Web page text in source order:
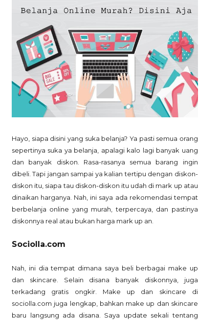
Hayo, siapa disini yang suka belanja? Ya pasti semua orang
sepertinya suka ya belanja, apalagi kalo lagi banyak uang
dan banyak diskon. Rasa-rasanya semua barang ingin
dibeli. Tapi jangan sampai ya kalian tertipu dengan diskon-
diskon itu, siapa tau diskon-diskon itu udah di mark up atau
dinaikan harganya. Nah, ini saya ada rekomendasi tempat
berbelanja online yang murah, terpercaya, dan pastinya
diskonnya real atau bukan harga mark up an.
Sociolla.com
Nah, ini dia tempat dimana saya beli berbagai make up
dan skincare. Selain disana banyak diskonnya, juga
terkadang gratis ongkir. Make up dan skincare di
sociolla.com juga lengkap, bahkan make up dan skincare
baru langsung ada disana. Saya update sekali tentang